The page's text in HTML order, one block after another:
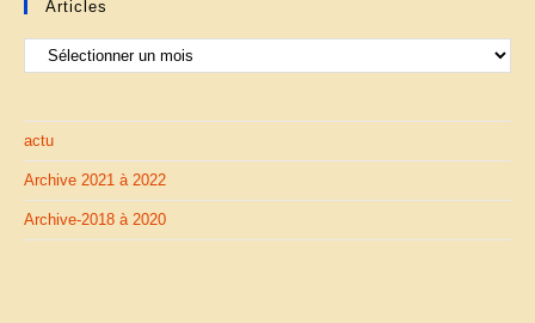
Articles
Articles
actu
Archive 2021 à 2022
Archive-2018 à 2020